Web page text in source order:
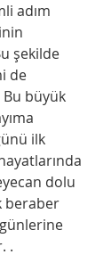
adım
şekilde
de
Bu büyük
ilk
dolu
beraber
.